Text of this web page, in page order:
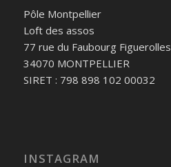
Pôle Montpellier
Loft des assos
77 rue du Faubourg Figuerolles
34070 MONTPELLIER
SIRET : 798 898 102 00032
INSTAGRAM